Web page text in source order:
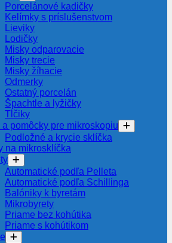
Porcelánové kadičky
Kelímky s príslušenstvom
Lieviky
Lodičky
Misky odparovacie
Misky trecie
Misky žíhacie
Odmerky
Ostatný porcelán
Špachtle a lyžičky
Tĺčiky
a pomôcky pre mikroskopiu
Podložné a krycie sklíčka
na mikrosklíčka
Automatické podľa Pelleta
Automatické podľa Schillinga
Balóniky k byretám
Mikrobyrety
Priame bez kohútika
Priame s kohútikom